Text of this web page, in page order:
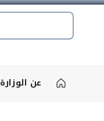
عن الوزارة